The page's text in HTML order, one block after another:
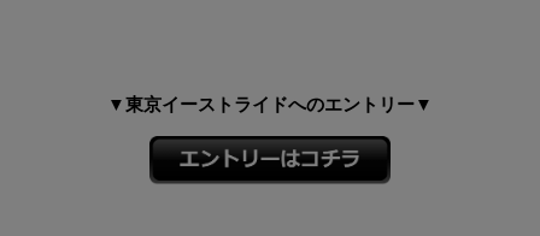
▼ 東京イーストライドへのエントリー ▼